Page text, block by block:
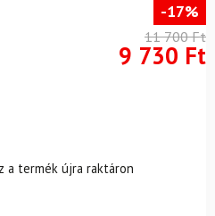
-17%
11 700Ft
9 730 Ft
a termék újra raktáron